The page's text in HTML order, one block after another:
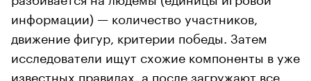
информации) — количество участников,
движение фигур, критерии победы. Затем
исследователи ищут схожие компоненты в уже
известных правилах, а после загружают все